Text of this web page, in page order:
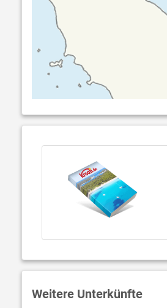
Weitere Unterkünfte